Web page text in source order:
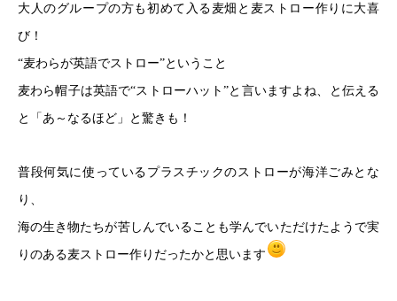
大人のグループの方も初めて入る麦畑と麦ストロー作りに大喜
び！
“麦わらが英語でストロー”ということ
麦わら帽子は英語で“ストローハット”と言いますよね、 と伝える
と「あ～なるほど」と驚きも！
普段何気に使っているプラスチックのストローが海洋ごみとな
り、
海の生き物たちが苦しんでいることも学んでいただけたようで実
りのある麦ストロー作りだったかと思います